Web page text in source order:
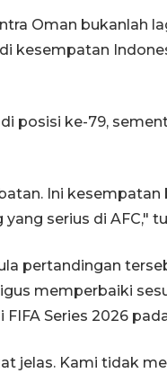
Oman bukanlah
kesempatan
posisi ke-79,
Ini
serius di AFC,"
pertandingan
memperbaiki
Series 2026
jelas. Kami tidak